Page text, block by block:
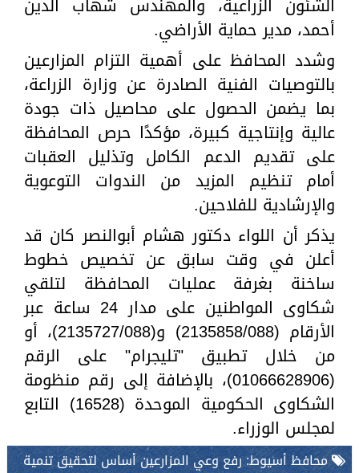
أحمد، مدير حماية الأراضي.
وشدد المحافظ على أهمية التزام المزارعين
بالتوصيات الفنية الصادرة عن وزارة الزراعة،
بما يضمن الحصول على محاصيل ذات جودة
عالية وإنتاجية كبيرة، مؤكدًا حرص المحافظة
على تقديم الدعم الكامل وتذليل العقبات
أمام تنظيم المزيد من الندوات التوعوية
والإرشادية للفلاحين.
يذكر أن اللواء دكتور هشام أبوالنصر كان قد
أعلن في وقت سابق عن تخصيص خطوط
ساخنة بغرفة عمليات المحافظة لتلقي
شكاوى المواطنين على مدار 24 ساعة عبر
الأرقام (2135858/088) و(2135727/088)، أو
من خلال تطبيق "تليجرام" على الرقم
(01066628906)، بالإضافة إلى رقم منظومة
الشكاوى الحكومية الموحدة (16528) التابع
لمجلس الوزراء.
محافظ أسيوط: رفع وعي المزارعين أساس لتحقيق تنمية